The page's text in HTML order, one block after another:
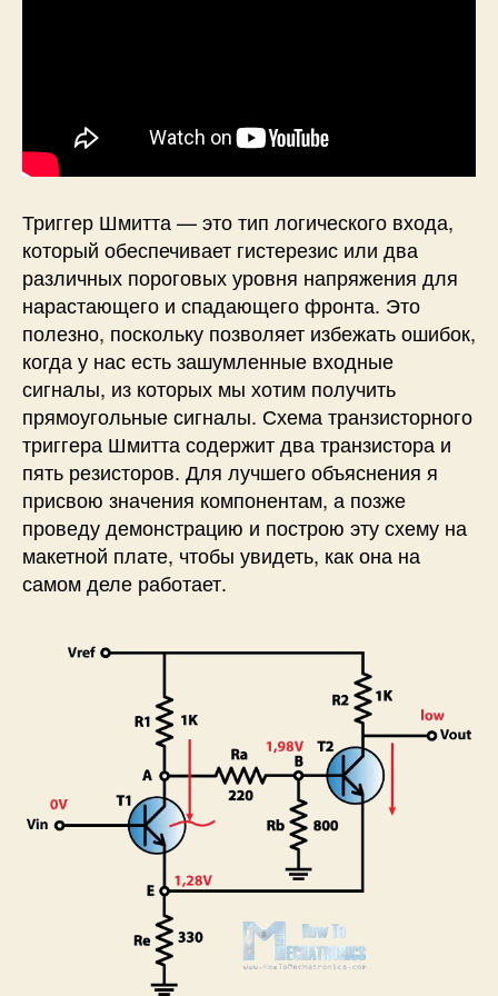
а
Триггер Шмитта — это тип логического входа,
который обеспечивает гистерезис или два
различных пороговых уровня напряжения для
нарастающего и спадающего фронта. Это
полезно, поскольку позволяет избежать ошибок,
когда у нас есть зашумленные входные
сигналы, из которых мы хотим получить
прямоугольные сигналы. Схема транзисторного
триггера Шмитта содержит два транзистора и
пять резисторов. Для лучшего объяснения я
присвою значения компонентам, а позже
проведу демонстрацию и построю эту схему на
макетной плате, чтобы увидеть, как она на
самом деле работает.